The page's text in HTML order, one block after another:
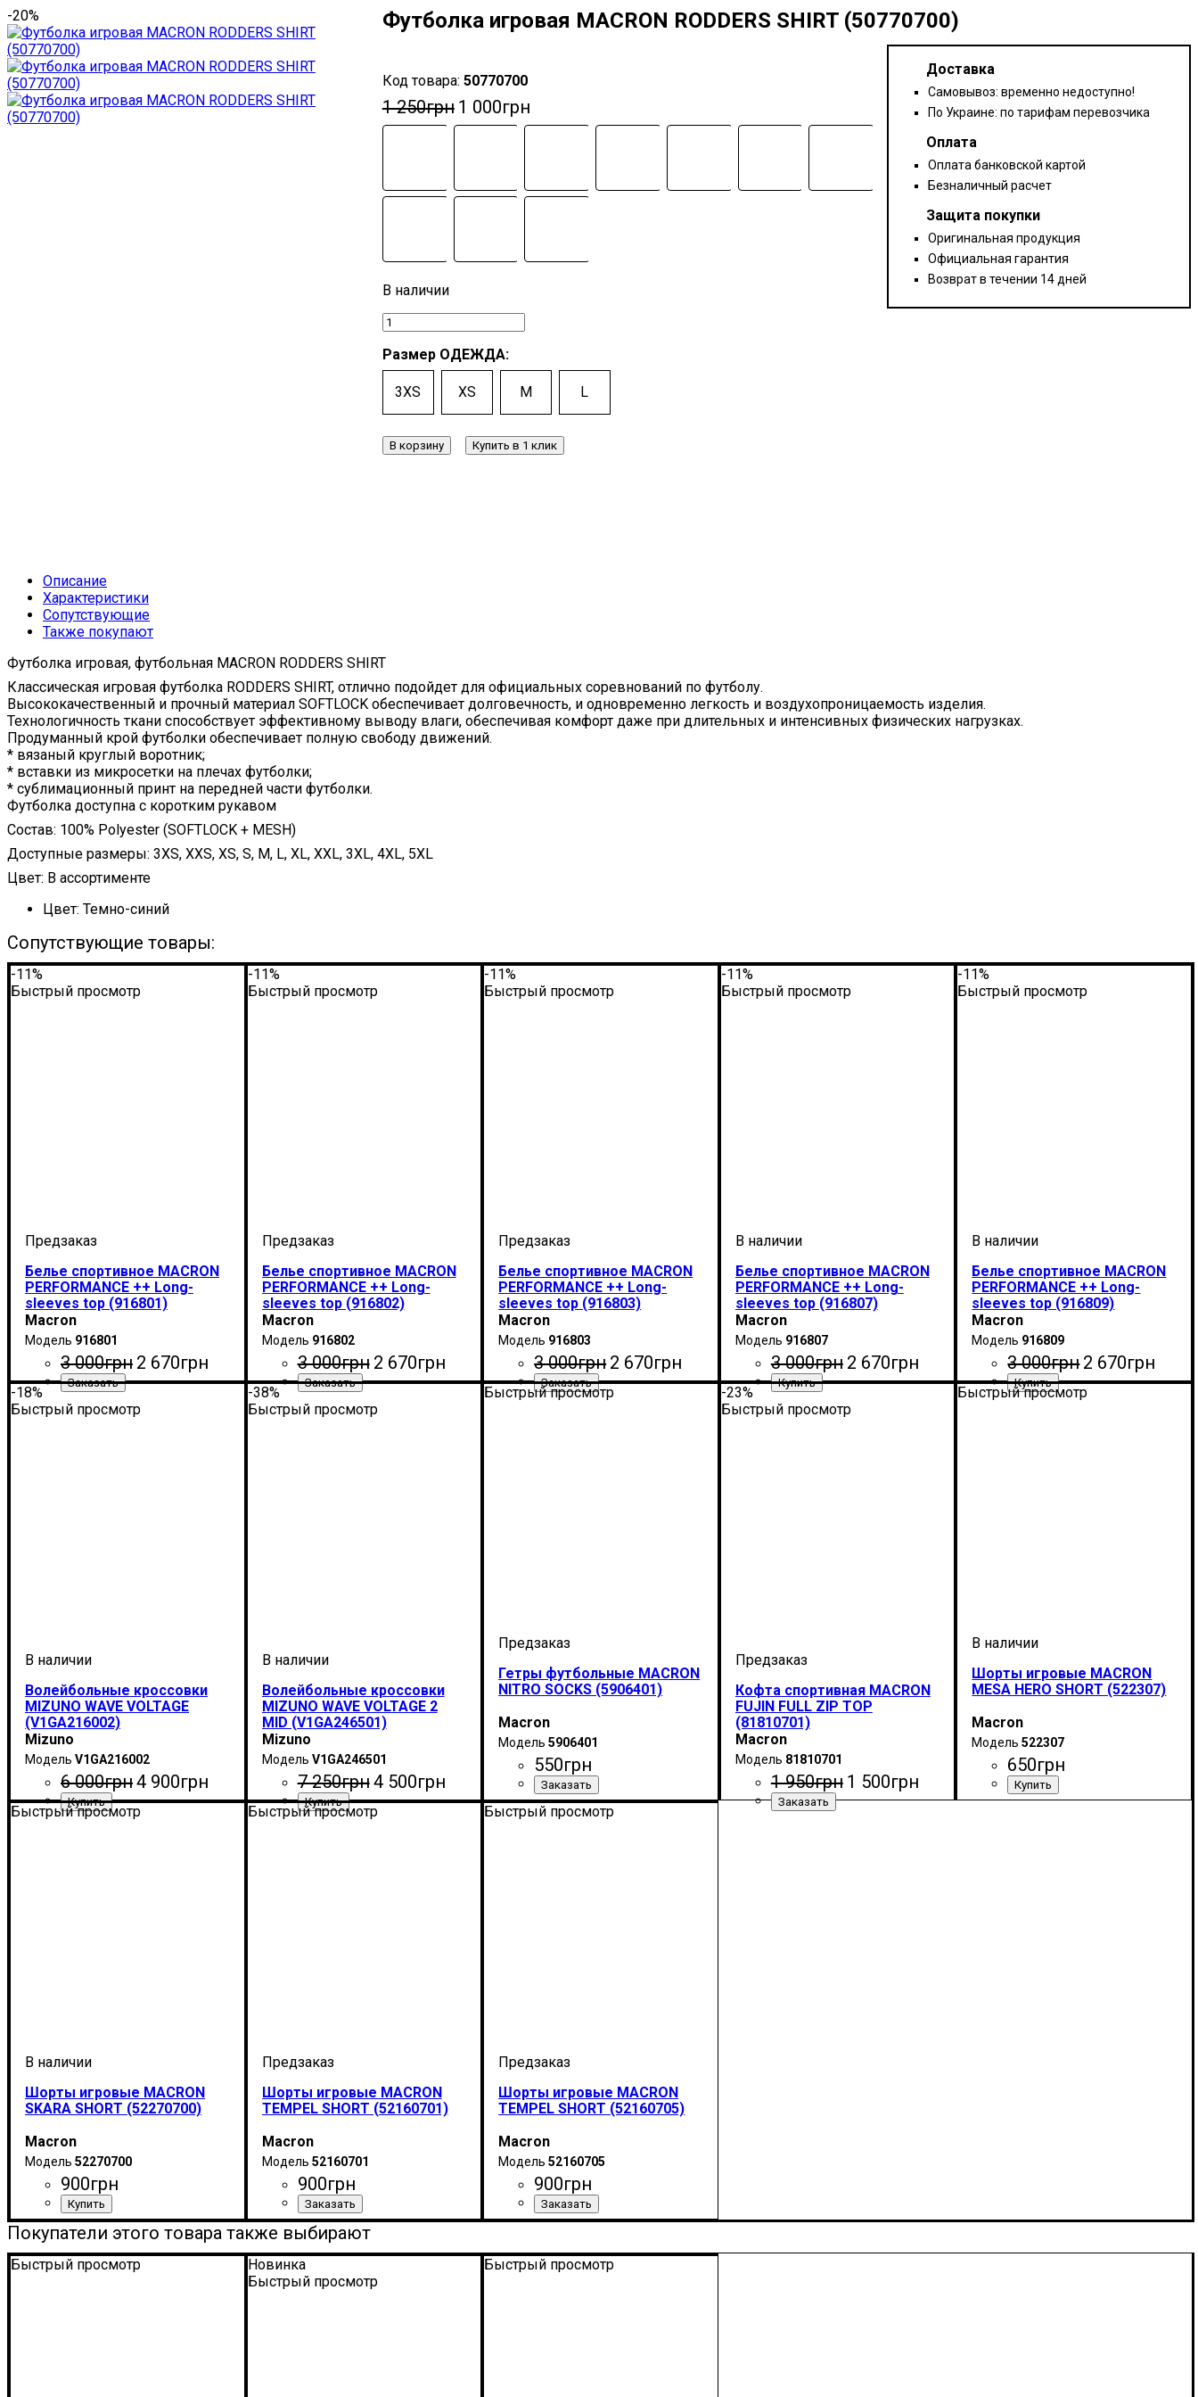
-20% Футболка игровая MACRON RODDERS SHIRT (50770700)
50770700
1 250грн 1 000грн
Размер ОДЕЖДА:
3XS XS M L
В корзину Купить в 1 клик
Доставка
Самовывоз: временно недоступно!
По Украине: по тарифам перевозчика
Оплата
Оплата банковской картой
Безналичный расчет
Защита покупки
Оригинальная продукция
Официальная гарантия
Возврат в течении 14 дней
Описание
Характеристики
Сопутствующие
Также покупают
Футболка игровая, футбольная MACRON RODDERS SHIRT
Классическая игровая футболка RODDERS SHIRT, отлично подойдет для официальных соревнований по футболу.
Высококачественный и прочный материал SOFTLOCK обеспечивает долговечность, и одновременно легкость и воздухопроницаемость изделия.
Технологичность ткани способствует эффективному выводу влаги, обеспечивая комфорт даже при длительных и интенсивных физических нагрузках.
Продуманный крой футболки обеспечивает полную свободу движений.
* вязаный круглый воротник;
* вставки из микросетки на плечах футболки;
* сублимационный принт на передней части футболки.
Футболка доступна с коротким рукавом
Состав: 100% Polyester (SOFTLOCK + MESH)
Доступные размеры: 3XS, XXS, XS, S, M, L, XL, XXL, 3XL, 4XL, 5XL
Цвет: В ассортименте
Цвет: Темно-синий
Сопутствующие товары:
-11%
Быстрый просмотр
Белье спортивное MACRON
PERFORMANCE ++ Long-
sleeves top (916801)
Macron
916801
3 000грн 2 670грн
Производитель
Цвет : Белый
-11%
Быстрый просмотр
Белье спортивное MACRON
PERFORMANCE ++ Long-
sleeves top (916802)
Macron
916802
3 000грн 2 670грн
Производитель
Цвет : Красный
-11%
Быстрый просмотр
Белье спортивное MACRON
PERFORMANCE ++ Long-
sleeves top (916803)
Macron
916803
3 000грн 2 670грн
Производитель: Macron
Цвет: Синий
-11%
Быстрый просмотр
Белье спортивное MACRON
PERFORMANCE ++ Long-
sleeves top (916807)
Macron
916807
3 000грн 2 670грн
Производитель
Цвет : Темно-синий
-11%
Быстрый просмотр
Белье спортивное MACRON
PERFORMANCE ++ Long-
sleeves top (916809)
Macron
916809
3 000грн2 670грн
Производитель: Macron
Цвет: Черный
-18%
Быстрый просмотр
Волейбольные кроссовки
MIZUNO WAVE VOLTAGE
(V1GA216002)
Mizuno
V1GA216002
6 000грн4 900грн
Пол: Унисекс, Женский, Мужской
Производитель: Mizuno
Цвет: Красный
Спорт: Волейбол
-38%
Быстрый просмотр
Волейбольные кроссовки
MIZUNO WAVE VOLTAGE 2
MID (V1GA246501)
Mizuno
V1GA246501
7 250грн4 500грн
Пол: Унисекс
Производитель: Mizuno
Цвет: Синий
Спорт: Волейбол
Быстрый просмотр
Гетры футбольные MACRON
NITRO SOCKS (5906401)
Macron
5906401
550грн
Пол: Детское, Женский, Унисекс,
Мужской
Производитель: Macron
Цвет: Белый
-23%
Быстрый просмотр
Кофта спортивная MACRON
FUJIN FULL ZIP TOP
(81810701)
Macron
81810701
1 950грн 1 500грн
Быстрый просмотр
Шорты игровые MACRON
MESA HERO SHORT (522307)
Macron
522307
650грн
Цвет: Темно-синий
Быстрый просмотр
Шорты игровые MACRON
SKARA SHORT (52270700)
Macron
52270700
900грн
Цвет: Темно-синий
Быстрый просмотр
Шорты игровые MACRON
TEMPEL SHORT (52160701)
Macron
52160701
900грн
Цвет: Темно-синий
Быстрый просмотр
Шорты игровые MACRON
TEMPEL SHORT (52160705)
Macron
52160705
900грн
Цвет: Темно-синий
Покупатели этого товара также выбирают
Быстрый просмотр
Новинка
Быстрый просмотр
Быстрый просмотр